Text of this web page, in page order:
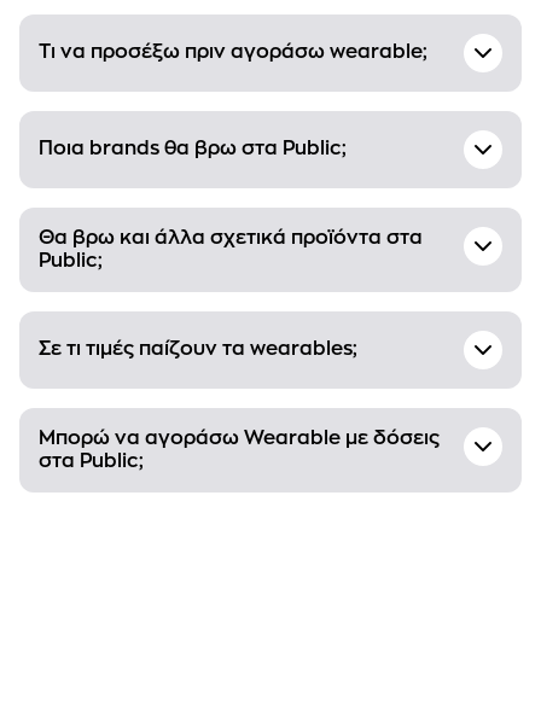
Τι να προσέξω πριν αγοράσω wearable;
Ποια brands θα βρω στα Public;
Θα βρω και άλλα σχετικά προϊόντα στα
Public;
Σε τι τιμές παίζουν τα wearables;
Μπορώ να αγοράσω Wearable με δόσεις
στα Public;